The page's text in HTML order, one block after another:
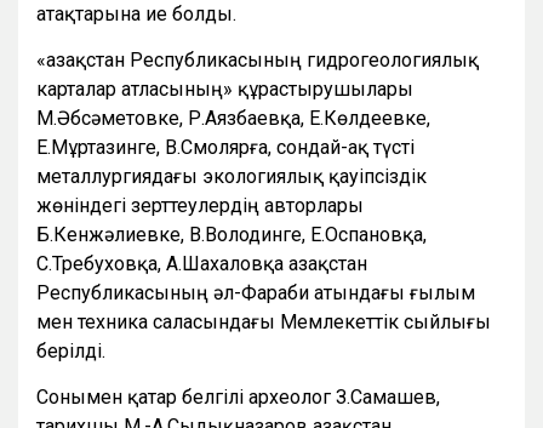
атақтарына ие болды.
«Қазақстан Республикасының гидрогеологиялық
карталар атласының» құрастырушылары
М.Әбсәметовке, Р.Аязбаевқа, Е.Көлдеевке,
Е.Мұртазинге, В.Смолярға, сондай-ақ түсті
металлургиядағы экологиялық қауіпсіздік
жөніндегі зерттеулердің авторлары
Б.Кенжәлиевке, В.Володинге, Е.Оспановқа,
С.Требуховқа, А.Шахаловқа Қазақстан
Республикасының әл-Фараби атындағы ғылым
мен техника саласындағы Мемлекеттік сыйлығы
берілді.
Сонымен қатар белгілі археолог З.Самашев,